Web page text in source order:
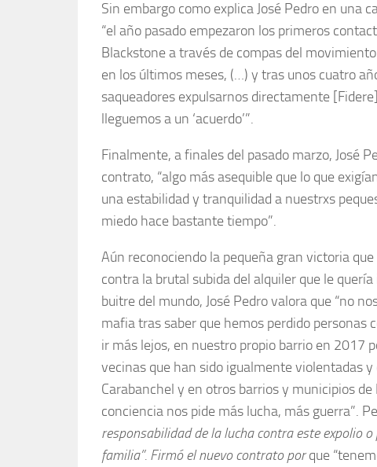
Sin embargo como explica José Pedro en una
“el año pasado empezaron los primeros
Blackstone a través de compas del
en los últimos meses, (…) y tras unos cuatro
saqueadores expulsarnos directamente
lleguemos a un ‘acuerdo’”.
Finalmente, a finales del pasado marzo, José
contrato, “algo más asequible que lo que
una estabilidad y tranquilidad a nuestrxs
miedo hace bastante tiempo”.
Aún reconociendo la pequeña gran victoria
contra la brutal subida del alquiler que le
buitre del mundo, José Pedro valora que “no
mafia tras saber que hemos perdido personas
ir más lejos, en nuestro propio barrio en 2017
vecinas que han sido igualmente violentadas
Carabanchel y en otros barrios y municipios
conciencia nos pide más lucha, más guerra”.
responsabilidadde laluchacontraeste expolio o
familia”. Firmó el nuevo contratoporque